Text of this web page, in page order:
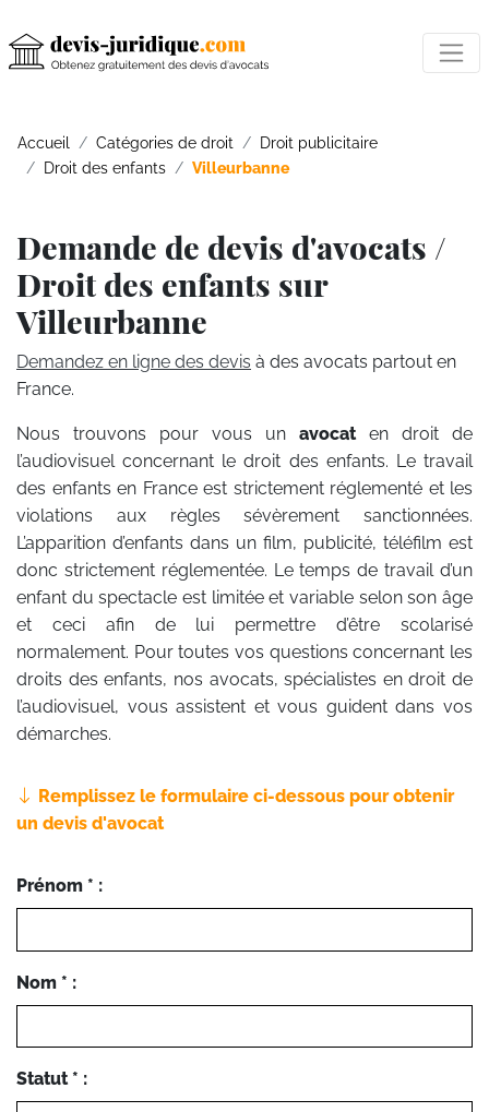
Accueil Catégories de droit
Droit publicitaire
Droit des enfants
Villeurbanne
Demande de devis d'avocats /
Droit des enfants sur
Villeurbanne
Demandez en ligne des devis à des avocats partout en
France.
Nous trouvons pour vous un avocat en droit de
l’audiovisuel concernant le droit des enfants. Le travail
des enfants en France est strictement réglementé et les
violations aux règles sévèrement sanctionnées.
L’apparition d’enfants dans un film, publicité, téléfilm est
donc strictement réglementée. Le temps de travail d’un
enfant du spectacle est limitée et variable selon son âge
et ceci afin de lui permettre d’être scolarisé
normalement. Pour toutes vos questions concernant les
droits des enfants, nos avocats, spécialistes en droit de
l’audiovisuel, vous assistent et vous guident dans vos
démarches.
Remplissez le formulaire ci-dessous pour obtenir
un devis d'avocat
Prénom * :
Nom * :
Statut * :